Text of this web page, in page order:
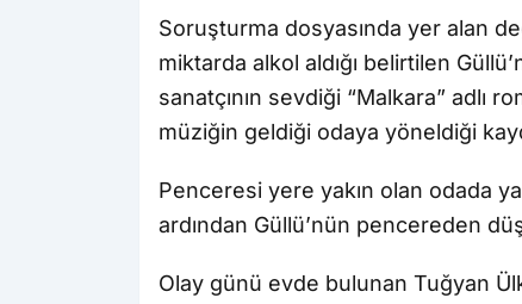
Soruşturma dosyasında yer alan
miktarda alkol aldığı belirtilen
sanatçının sevdiği “Malkara” adlı
müziğin geldiği odaya yöneldiği
Penceresi yere yakın olan odada
ardından Güllü’nün pencereden
Olay günü evde bulunan Tuğyan